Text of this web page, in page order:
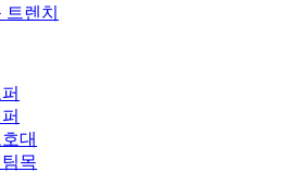
트렌치
대
목